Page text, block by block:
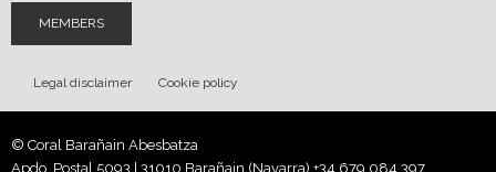
MEMBERS
Legal disclaimer Cookie policy
© Coral Barañain Abesbatza
Apdo. Postal 5093 | 31010 Barañain (Navarra) +34 679 084 397